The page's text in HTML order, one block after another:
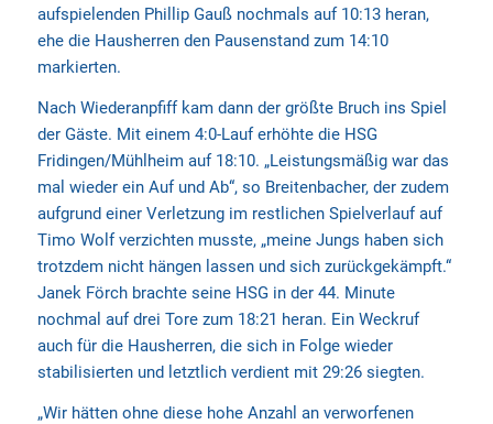
aufspielenden Phillip Gauß nochmals auf 10:13 heran,
ehe die Hausherren den Pausenstand zum 14:10
markierten.
Nach Wiederanpfiff kam dann der größte Bruch ins Spiel
der Gäste. Mit einem 4:0-Lauf erhöhte die HSG
Fridingen/Mühlheim auf 18:10. „Leistungsmäßig war das
mal wieder ein Auf und Ab“, so Breitenbacher, der zudem
aufgrund einer Verletzung im restlichen Spielverlauf auf
Timo Wolf verzichten musste, „meine Jungs haben sich
trotzdem nicht hängen lassen und sich zurückgekämpft.“
Janek Förch brachte seine HSG in der 44. Minute
nochmal auf drei Tore zum 18:21 heran. Ein Weckruf
auch für die Hausherren, die sich in Folge wieder
stabilisierten und letztlich verdient mit 29:26 siegten.
„Wir hätten ohne diese hohe Anzahl an verworfenen